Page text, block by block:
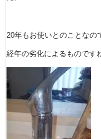
20年もお使いとのことなの
経年の劣化によるものです